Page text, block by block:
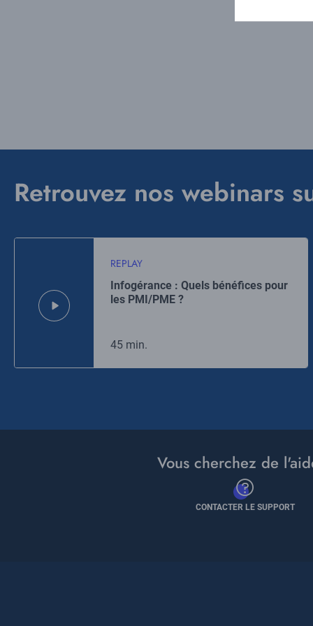
Retrouvez nos webinars
REPLAY
Infogérance : Quels bénéfices pour
les PMI/PME ?
45 min.
Vous cherchez de
CONTACTER LE SUPPORT